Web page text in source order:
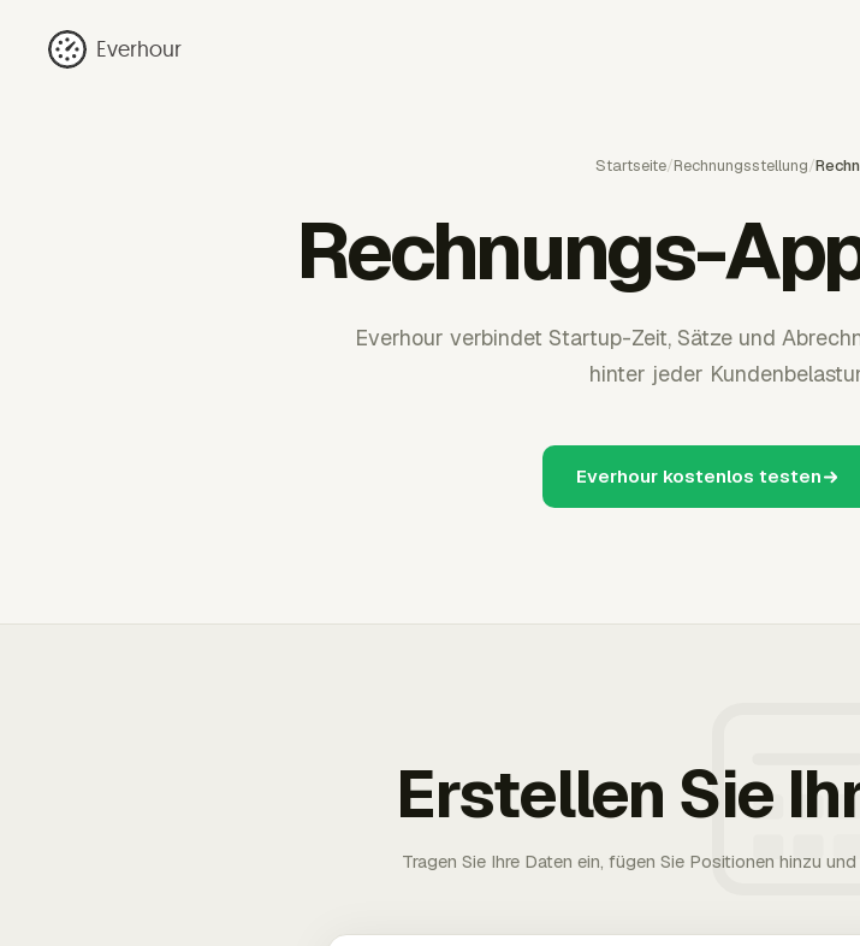
Everhour
Startseite/Rechnungsstellung/
Rechnungs-
Everhour verbindet Startup-Zeit, Sätze und
hinter jeder
Everhour kostenlos testen
Erstellen Sie
Tragen Sie Ihre Daten ein, fügen Sie Positionen hinzu